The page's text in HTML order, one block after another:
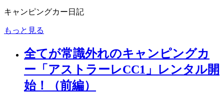
キャンピングカー日記
もっと見る
全てが常識外れのキャンピングカ
ー「アストラーレCC1」レンタル開
始！（前編）